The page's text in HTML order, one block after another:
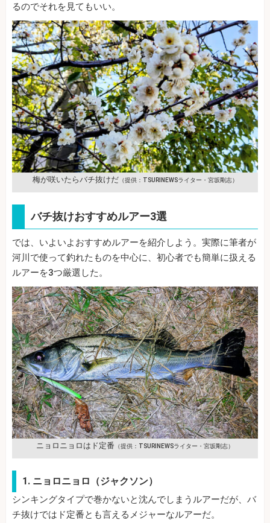
るのでそれを見てもいい。
梅が咲いたらバチ抜けだ（提供：TSURINEWSライター・宮坂剛志）
バチ抜けおすすめルアー3選
では、いよいよおすすめルアーを紹介しよう。実際に筆者が
河川で使って釣れたものを中心に、初心者でも簡単に扱える
ルアーを3つ厳選した。
ニョロニョロはド定番 （提供：TSURINEWSライター・宮坂剛志）
1. ニョロニョロ（ジャクソン）
シンキングタイプで巻かないと沈んでしまうルアーだが、バ
チ抜けではド定番とも言えるメジャーなルアーだ。